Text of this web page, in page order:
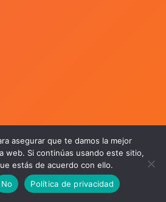
asegurar que te damos la mejor
web. Si continúas usando este sitio,
estás de acuerdo con ello.
No Política de privacidad